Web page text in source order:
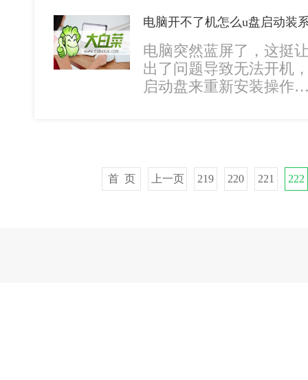
电脑开不了机怎么u盘启动装
电脑突然蓝屏了，这挺
出了问题导致无法开机
启动盘来重新安装操作
首 页 上一页 219 220 221 222